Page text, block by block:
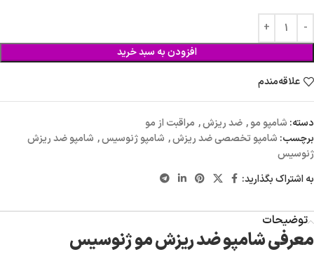
افزودن به سبد خرید
علاقه‌مندم
دسته: شامپو مو, ضد ریزش, مراقبت از مو
برچسب: شامپو تخصصی ضد ریزش, شامپو ژنوسیس, شامپو ضد ریزش
ژنوسیس
به اشتراک بگذارید:
توضیحات
معرفی شامپو ضد ریزش مو ژنوسیس